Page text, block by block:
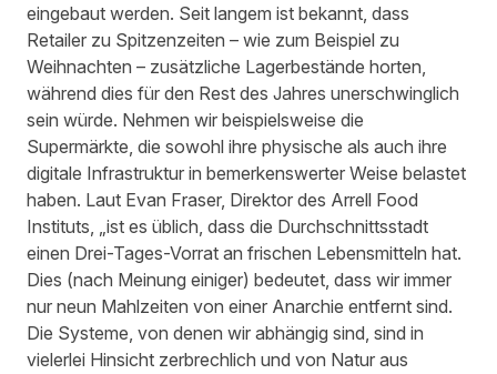
eingebaut werden. Seit langem ist bekannt, dass
Retailer zu Spitzenzeiten – wie zum Beispiel zu
Weihnachten – zusätzliche Lagerbestände horten,
während dies für den Rest des Jahres unerschwinglich
sein würde. Nehmen wir beispielsweise die
Supermärkte, die sowohl ihre physische als auch ihre
digitale Infrastruktur in bemerkenswerter Weise belastet
haben. Laut Evan Fraser, Direktor des Arrell Food
Instituts, „ist es üblich, dass die Durchschnittsstadt
einen Drei-Tages-Vorrat an frischen Lebensmitteln hat.
Dies (nach Meinung einiger) bedeutet, dass wir immer
nur neun Mahlzeiten von einer Anarchie entfernt sind.
Die Systeme, von denen wir abhängig sind, sind in
vielerlei Hinsicht zerbrechlich und von Natur aus